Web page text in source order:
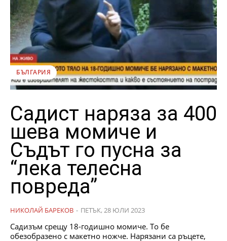
БЪЛГАРИЯ
Садист наряза за 400
шева момиче и
Съдът го пусна за
“лека телесна
повреда”
НИКОЛАЙ БАРЕКОВ - ПЕТЪК, 28 ЮЛИ 2023
Садизъм срещу 18-годишно момиче. То бе
обезобразено с макетно ножче. Нарязани са ръцете,